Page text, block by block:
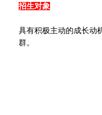
招生对象
具有积极主动的成长动
群。